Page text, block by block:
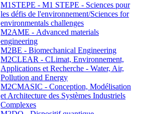
M1STEPE - M1 STEPE - Sciences pour
les défis de l'environnement/Sciences for
environmentals challenges
M2AME - Advanced materials
engineering
M2BE - Biomechanical Engineering
M2CLEAR - CLimat, Environnement,
Applications et Recherche - Water, Air,
Pollution and Energy
M2CMASIC - Conception, Modélisation
et Architecture des Systèmes Industriels
Complexes